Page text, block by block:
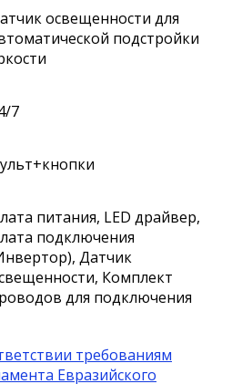
освещенности для
подстройки
7
питания, LED драйвер,
подключения
Датчик
Комплект
для подключения
требованиям
Евразийского